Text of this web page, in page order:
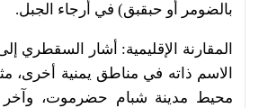
بالضومر أو حبقبق) في أرجاء الجبل.
المقارنة الإقليمية: أشار السقطري
الاسم ذاته في مناطق يمنية أخرى،
محيط مدينة شبام حضرموت،